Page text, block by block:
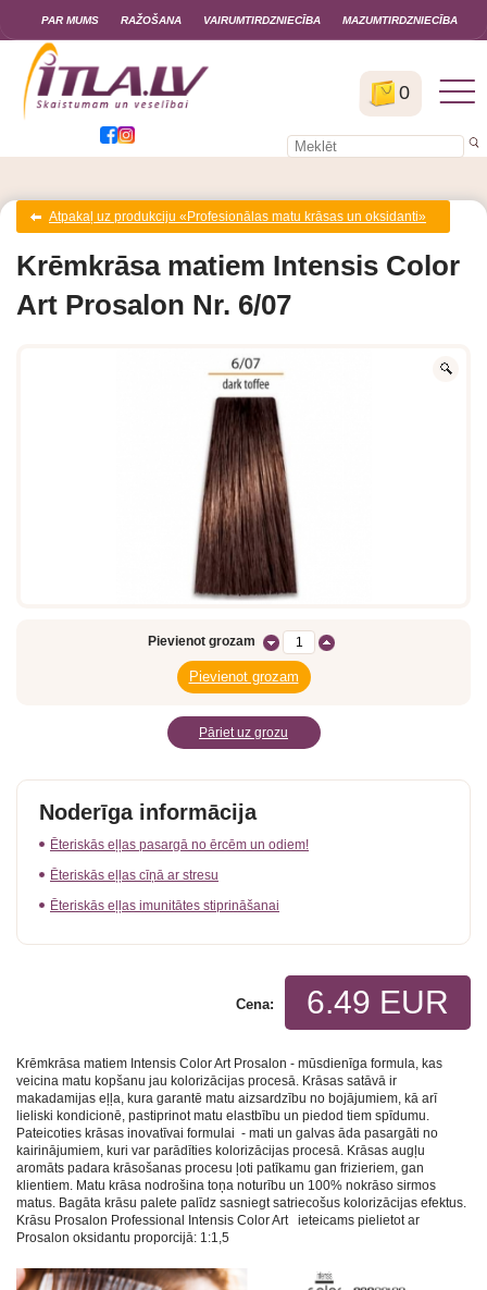
0
PAR MUMS RAŽOŠANA VAIRUMTIRDZNIECĪBA MAZUMTIRDZNIECĪBA
Atpakaļ uz produkciju «Profesionālas matu krāsas un oksidanti»
Krēmkrāsa matiem Intensis Color
Art Prosalon Nr. 6/07
Pievienot grozam
Pāriet uz grozu
Noderīga informācija
Ēteriskās eļļas pasargā no ērcēm un odiem!
Ēteriskās eļļas cīņā ar stresu
Ēteriskās eļļas imunitātes stiprināšanai
6.49 EUR
Cena:
Krēmkrāsa matiem Intensis Color Art Prosalon - mūsdienīga formula, kas
veicina matu kopšanu jau kolorizācijas procesā. Krāsas satāvā ir
makadamijas eļļa, kura garantē matu aizsardzību no bojājumiem, kā arī
lieliski kondicionē, pastiprinot matu elastbību un piedod tiem spīdumu.
Pateicoties krāsas inovatīvai formulai - mati un galvas āda pasargāti no
kairinājumiem, kuri var parādīties kolorizācijas procesā. Krāsas augļu
aromāts padara krāsošanas procesu ļoti patīkamu gan frizieriem, gan
klientiem. Matu krāsa nodrošina toņa noturību un 100% nokrāso sirmos
matus. Bagāta krāsu palete palīdz sasniegt satriecošus kolorizācijas efektus.
Krāsu Prosalon Professional Intensis Color Art ieteicams pielietot ar
Prosalon oksidantu proporcijā: 1:1,5